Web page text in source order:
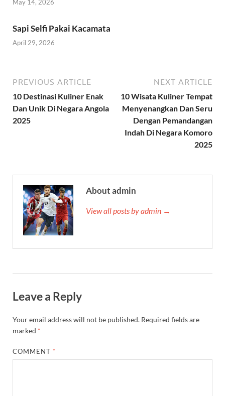
May 14, 2026
Sapi Selfi Pakai Kacamata
April 29, 2026
PREVIOUS ARTICLE
10 Destinasi Kuliner Enak
Dan Unik Di Negara Angola
2025
NEXT ARTICLE
10 Wisata Kuliner Tempat
Menyenangkan Dan Seru
Dengan Pemandangan
Indah Di Negara Komoro
2025
About admin
View all posts by admin →
Leave a Reply
Your email address will not be published. Required fields are
marked *
COMMENT *